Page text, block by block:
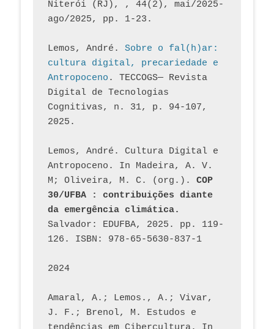
Niterói (RJ), , 44(2), mai/2025-
ago/2025, pp. 1-23.
Lemos, André. Sobre o fal(h)ar:
cultura digital, precariedade e
Antropoceno . TECCOGS— Revista
Digital de Tecnologias
Cognitivas, n. 31, p. 94-107,
2025.
Lemos, André. Cultura Digital e
Antropoceno. In Madeira, A. V.
M; Oliveira, M. C. (org.). COP
30/UFBA : contribuições diante
da emergência climática.
Salvador: EDUFBA, 2025. pp. 119-
126. ISBN: 978-65-5630-837-1
2024
Amaral, A.; Lemos., A.; Vivar,
J. F.; Brenol, M. Estudos e